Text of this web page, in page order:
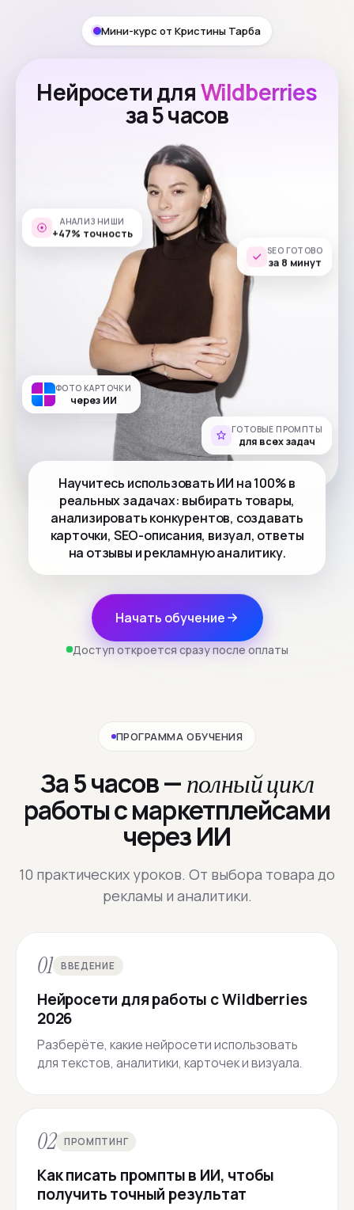
Мини-курс от Кристины Тарба
Нейросети дляWildberries
за 5 часов
АНАЛИЗ НИШИ
+47% точность
SEO ГОТОВО
за 8 минут
ФОТО КАРТОЧКИ
через ИИ
ГОТОВЫЕ ПРОМПТЫ
для всех задач
Научитесь использовать ИИ на 100% в
реальных задачах: выбирать товары,
анализировать конкурентов, создавать
карточки, SEO-описания, визуал, ответы
на отзывы и рекламную аналитику.
Начать обучение
Доступ откроется сразу после оплаты
ПРОГРАММА ОБУЧЕНИЯ
За 5 часов —полный цикл
работы с маркетплейсами
через ИИ
10 практических уроков. От выбора товара до
рекламы и аналитики.
01 ВВЕДЕНИЕ
Нейросети для работы с Wildberries
2026
Разберёте, какие нейросети использовать
для текстов, аналитики, карточек и визуала.
02 ПРОМПТИНГ
Как писать промпты в ИИ, чтобы
получить точный результат